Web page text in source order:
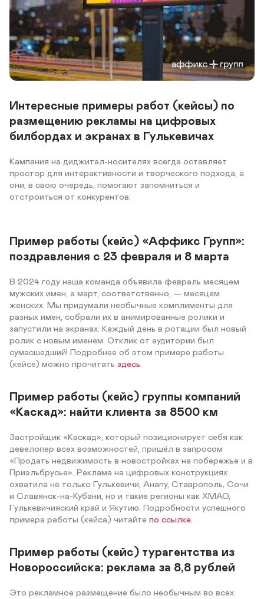
Интересные примеры работ (кейсы) по
размещению рекламы на цифровых
билбордах и экранах в Гулькевичах
Кампания на диджитал-носителях всегда оставляет
простор для интерактивности и творческого подхода, а
они, в свою очередь, помогают запомниться и
отстроиться от конкурентов.
Пример работы (кейс) «Аффикс Групп»:
поздравления с 23 февраля и 8 марта
В 2024 году наша команда объявила февраль месяцем
мужских имен, а март, соответственно, — месяцем
женских. Мы придумали необычные комплименты для
разных имен, собрали их в анимированные ролики и
запустили на экранах. Каждый день в ротации был новый
ролик с новым именем. Отклик от аудитории был
сумасшедший! Подробнее об этом примере работы
(кейсе) можно прочитать здесь
Пример работы (кейс) группы компаний
«Каскад»: найти клиента за 8500 км
Застройщик «Каскад», который позиционирует себя как
девелопер всех возможностей, пришёл в запросом
«Продать недвижимость в новостройках на побережье и в
Приэльбрусье». Реклама на цифровых конструкциях
охватила не только Гулькевичи, Анапу, Ставрополь, Сочи
и Славянск-на-Кубани, но и такие регионы как ХМАО,
Гулькевичияский край и Якутию. Подробности успешного
примера работы (кейса) читайте по ссылке
Пример работы (кейс) турагентства из
Новороссийска: реклама за 8,8 рублей
Это рекламное размещение было необычным во всех